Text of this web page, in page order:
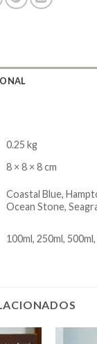
0.25 kg
8 × 8 × 8 cm
Coastal Blue,
Ocean Stone,
100ml, 250ml, 500ml,